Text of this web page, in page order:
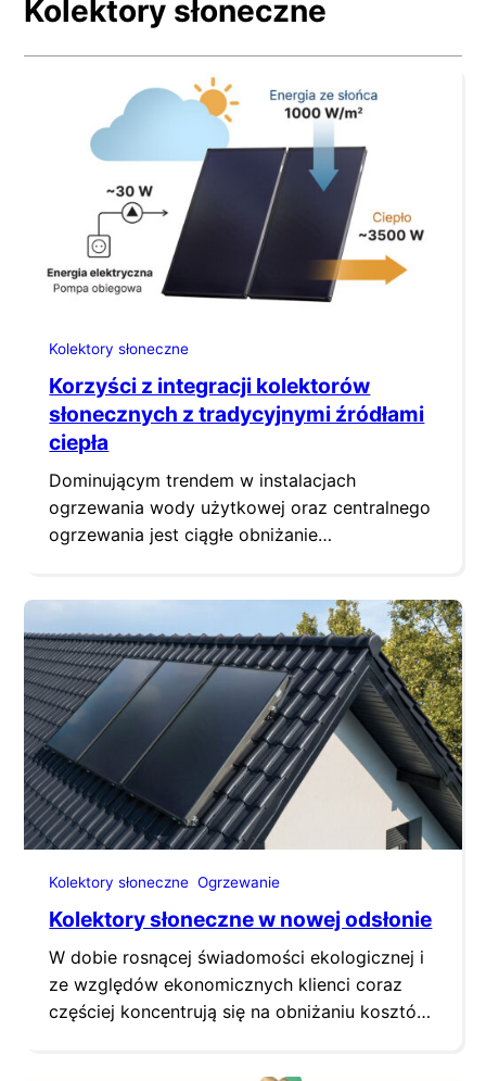
Kolektory słoneczne
Kolektory słoneczne
Korzyści z integracji kolektorów
słonecznych z tradycyjnymi źródłami
ciepła
Dominującym trendem w instalacjach
ogrzewania wody użytkowej oraz centralnego
ogrzewania jest ciągłe obniżanie
Całość wpisuje się w strategię Unii
Europejskiej dotyczącej ograniczenia emisji
CO2 oraz rozwoju Odnawialnych Źródeł
Energii. Kolektory słoneczne Wspieranie
tradycyjnych systemów grzewczych, takich
jak pompy ciepła, piece na biomasę czy kotły
gazowe, w połączeniu…
Kolektory słoneczne Ogrzewanie
Kolektory słoneczne w nowej odsłonie
W dobie rosnącej świadomości ekologicznej i
ze względów ekonomicznych klienci coraz
częściej koncentrują się na obniżaniu kosztów